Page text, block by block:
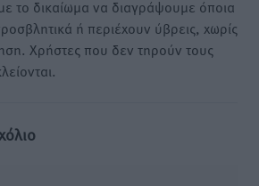
το δικαίωμα να διαγράψουμε όποια
ή περιέχουν ύβρεις, χωρίς
Χρήστες που δεν τηρούν τους